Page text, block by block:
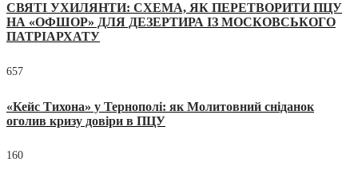
СВЯТІ УХИЛЯНТИ: СХЕМА, ЯК ПЕРЕТВОРИТИ ПЦУ
НА «ОФШОР» ДЛЯ ДЕЗЕРТИРА ІЗ МОСКОВСЬКОГО
ПАТРІАРХАТУ
657
«Кейс Тихона» у Тернополі: як Молитовний сніданок
оголив кризу довіри в ПЦУ
160